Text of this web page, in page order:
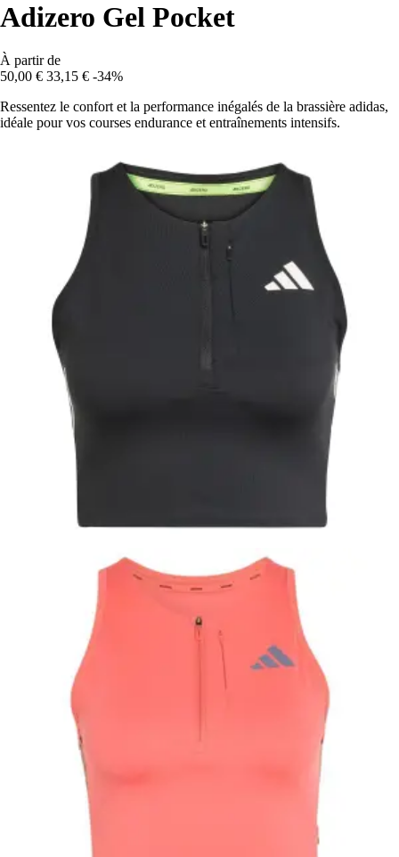
Adizero Gel Pocket
À partir de
50,00 € 33,15 € -34%
Ressentez le confort et la performance inégalés de la brassière adidas,
idéale pour vos courses endurance et entraînements intensifs.